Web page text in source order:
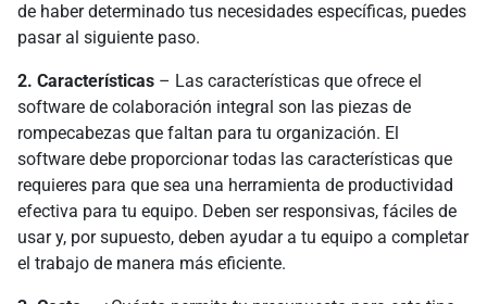
de haber determinado tus necesidades específicas, puedes
pasar al siguiente paso.
2. Características – Las características que ofrece el
software de colaboración integral son las piezas de
rompecabezas que faltan para tu organización. El
software debe proporcionar todas las características que
requieres para que sea una herramienta de productividad
efectiva para tu equipo. Deben ser responsivas, fáciles de
usar y, por supuesto, deben ayudar a tu equipo a completar
el trabajo de manera más eficiente.